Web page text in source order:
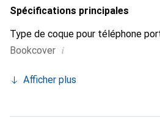
Spécifications principales
Type de coque pour téléphone
Bookcover i
Afficher plus